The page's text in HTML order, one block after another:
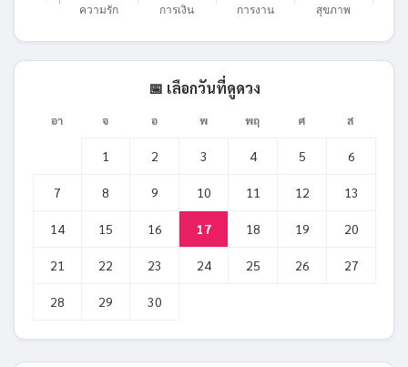
📅 เลือกวันที่ดูดวง
อา จ อ พ พฤ ศ ส
1 2 3 4 5 6
7 8 9 10 11 12 13
14 15 16 17 18 19 20
21 22 23 24 25 26 27
28 29 30